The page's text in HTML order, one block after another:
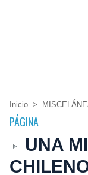
Inicio >
PÁGINA
UNA